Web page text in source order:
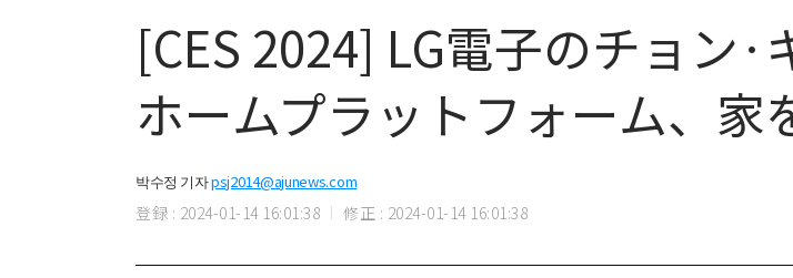
[CES 2024] LG電子のチョン
ホームプラットフォーム、
박수정 기자psj2014@ajunews.com
登録 : 2024-01-14 16:01:38 修正 : 2024-01-14 16:01:38